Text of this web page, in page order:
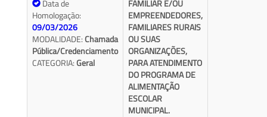
Data de
Homologação:
09/03/2026
MODALIDADE:Chamada
Pública/Credenciamento
CATEGORIA:Geral
FAMILIAR E/OU
EMPREENDEDORES,
FAMILIARES RURAIS
OU SUAS
ORGANIZAÇÕES,
PARA ATENDIMENTO
DO PROGRAMA DE
ALIMENTAÇÃO
ESCOLAR
MUNICIPAL.